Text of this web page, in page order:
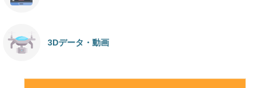
3Dデータ・動画